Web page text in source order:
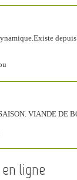
VIANDE DE
ligne